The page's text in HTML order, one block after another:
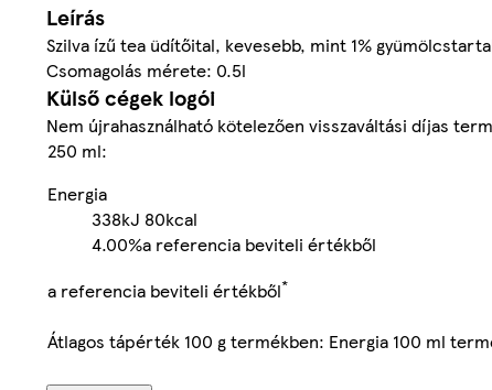
Leírás
Szilva ízű tea üdítőital, kevesebb, mint 1%
Csomagolás mérete: 0.5l
Külső cégek logói
Nem újrahasználható kötelezően visszaváltási díjas
250 ml:
Energia
338kJ 80kcal
4.00%a referencia beviteli értékből
a referencia beviteli értékből*
Átlagos tápérték 100 g termékben: Energia 100 ml